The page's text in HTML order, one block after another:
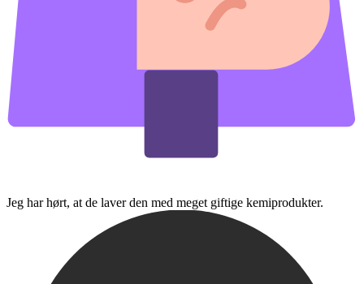
Jeg har hørt, at de laver den med meget giftige kemiprodukter.